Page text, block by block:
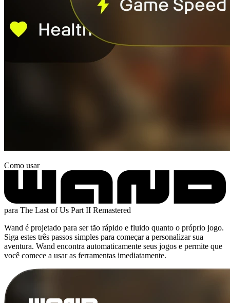
Como usar
para The Last of Us Part II Remastered
Wand é projetado para ser tão rápido e fluido quanto o próprio jogo.
Siga estes três passos simples para começar a personalizar sua
aventura. Wand encontra automaticamente seus jogos e permite que
você comece a usar as ferramentas imediatamente.